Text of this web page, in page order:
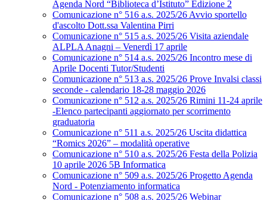
Agenda Nord “Biblioteca d’Istituto” Edizione 2
Comunicazione n° 516 a.s. 2025/26 Avvio sportello
d'ascolto Dott.ssa Valentina Pirri
Comunicazione n° 515 a.s. 2025/26 Visita aziendale
ALPLA Anagni – Venerdì 17 aprile
Comunicazione n° 514 a.s. 2025/26 Incontro mese di
Aprile Docenti Tutor/Studenti
Comunicazione n° 513 a.s. 2025/26 Prove Invalsi classi
seconde - calendario 18-28 maggio 2026
Comunicazione n° 512 a.s. 2025/26 Rimini 11-24 aprile
-Elenco partecipanti aggiornato per scorrimento
graduatoria
Comunicazione n° 511 a.s. 2025/26 Uscita didattica
“Romics 2026” – modalità operative
Comunicazione n° 510 a.s. 2025/26 Festa della Polizia
10 aprile 2026 5B Informatica
Comunicazione n° 509 a.s. 2025/26 Progetto Agenda
Nord - Potenziamento informatica
Comunicazione n° 508 a.s. 2025/26 Webinar